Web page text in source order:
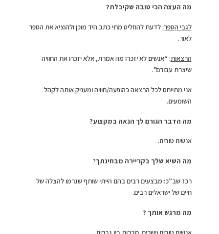
מה העצה הכי טובה שקיבלת?
לגבי הספר: לדעת להחליט מתי כתב היד מוכן ולהוציא את הספר
לאור.
הרצאות: “אנשים לא יזכרו מה אמרת, אלא יזכרו את החוויה
שיצרת עבורם”.
אני מתייחס לכל הרצאה כהופעה/חוויה ומעניק אותה לקהל
השומעים.
מה הדבר הגורם לך הנאה במקצוע?
אנשים טובים.
מה השיא שלך בקריירה מבחינתך?
רכז שב”כ: מבצעים רבים בהם הייתי שותף שגרמו להצלה של
חיים של ישראלים רבים.
מה מרגש אותך ?